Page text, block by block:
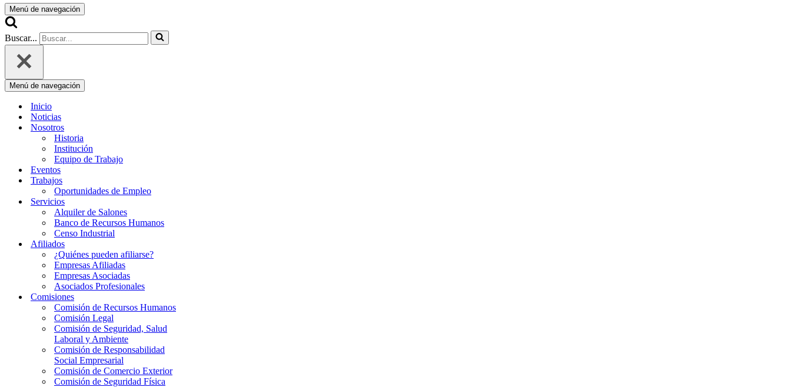
Menú de navegación
Buscar...
Menú de navegación
Inicio
Noticias
Nosotros
Historia
Institución
Equipo de Trabajo
Eventos
Trabajos
Oportunidades de Empleo
Servicios
Alquiler de Salones
Banco de Recursos Humanos
Censo Industrial
Afiliados
¿Quiénes pueden afiliarse?
Empresas Afiliadas
Empresas Asociadas
Asociados Profesionales
Comisiones
Comisión de Recursos Humanos
Comisión Legal
Comisión de Seguridad, Salud
Laboral y Ambiente
Comisión de Responsabilidad
Social Empresarial
Comisión de Comercio Exterior
Comisión de Seguridad Física